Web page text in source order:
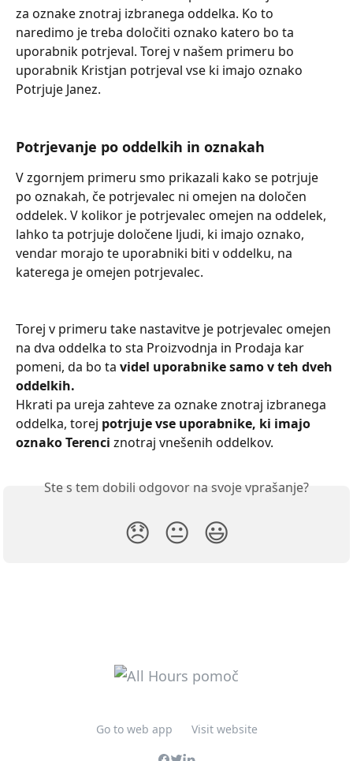
za oznake znotraj izbranega oddelka. Ko to
naredimo je treba določiti oznako katero bo ta
uporabnik potrjeval. Torej v našem primeru bo
uporabnik Kristjan potrjeval vse ki imajo oznako
Potrjuje Janez.
Potrjevanje po oddelkih in oznakah
V zgornjem primeru smo prikazali kako se potrjuje
po oznakah, če potrjevalec ni omejen na določen
oddelek. V kolikor je potrjevalec omejen na oddelek,
lahko ta potrjuje določene ljudi, ki imajo oznako,
vendar morajo te uporabniki biti v oddelku, na
katerega je omejen potrjevalec.
Torej v primeru take nastavitve je potrjevalec omejen
na dva oddelka to sta Proizvodnja in Prodaja kar
pomeni, da bo ta videl uporabnike samo v teh dveh
oddelkih.
Hkrati pa ureja zahteve za oznake znotraj izbranega
oddelka, torej potrjuje vse uporabnike, ki imajo
oznako Terenci znotraj vnešenih oddelkov.
Ste s tem dobili odgovor na svoje vprašanje?
😞 😐 😃
Go to web app Visit website